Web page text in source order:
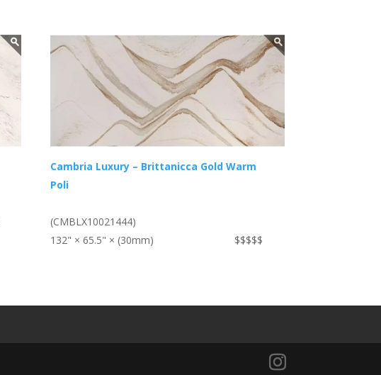
Cambria Luxury – Brittanicca Gold Warm
Poli
(CMBLX10021444)
132" × 65.5" × (30mm)
$$$$$